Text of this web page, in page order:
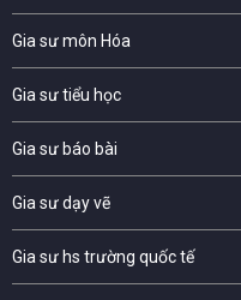
Gia sư môn Hóa
Gia sư tiểu học
Gia sư báo bài
Gia sư dạy vẽ
Gia sư hs trường quốc tế